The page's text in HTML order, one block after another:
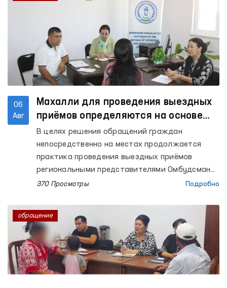
06
Авг
Махалли для проведения выездных
приёмов определяются на основе
анализа обращений
В целях решения обращений граждан
непосредственно на местах продолжается
практика проведения выездных приёмов
региональными представителями Омбудсмана.
При этом махалли, в которых организуются
граждан.
370 Просмотры Подробно
обращение